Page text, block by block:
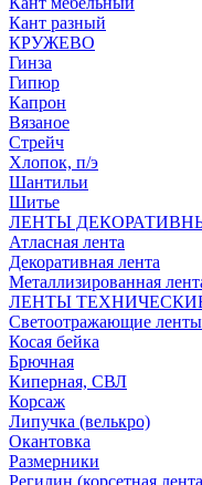
Кант разный
КРУЖЕВО
Гинза
Гипюр
Капрон
Вязаное
Стрейч
Хлопок, п/э
Шантильи
Шитье
ЛЕНТЫ
Атласная лента
Декоративная лента
Металлизированная
ЛЕНТЫ
Светоотражающие ленты
Косая бейка
Брючная
Киперная, СВЛ
Корсаж
Липучка (велькро)
Окантовка
Размерники
Регилин (корсетная